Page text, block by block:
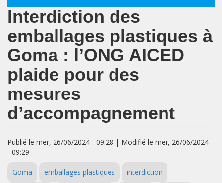
Interdiction des
emballages plastiques à
Goma : l’ONG AICED
plaide pour des
mesures
d’accompagnement
Publié le mer, 26/06/2024 - 09:28 | Modifié le mer, 26/06/2024
- 09:29
Goma emballages plastiques interdiction